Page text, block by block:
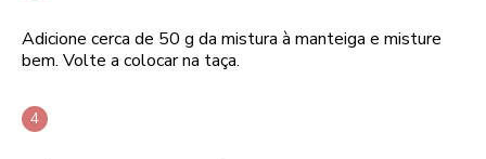
Adicione cerca de 50 g da mistura à manteiga e misture
bem. Volte a colocar na taça.